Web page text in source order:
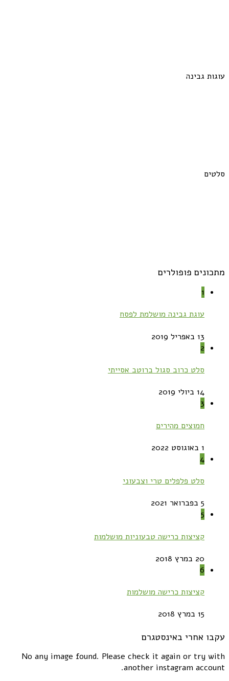
עוגות גבינה
סלטים
מתכונים פופולרים
1
עוגת גבינה מושלמת לפסח
13 באפריל 2019
2
סלט כרוב סגול ברוטב אסייתי
14 ביולי 2019
3
חמוצים מהירים
1 באוגוסט 2022
4
סלט פלפלים טרי וצבעוני
5 בפברואר 2021
5
קציצות כרישה טבעוניות מושלמות
20 במרץ 2018
6
קציצות כרישה מושלמות
15 במרץ 2018
עקבו אחרי באינסטגרם
No any image found. Please check it again or try with
another instagram account.